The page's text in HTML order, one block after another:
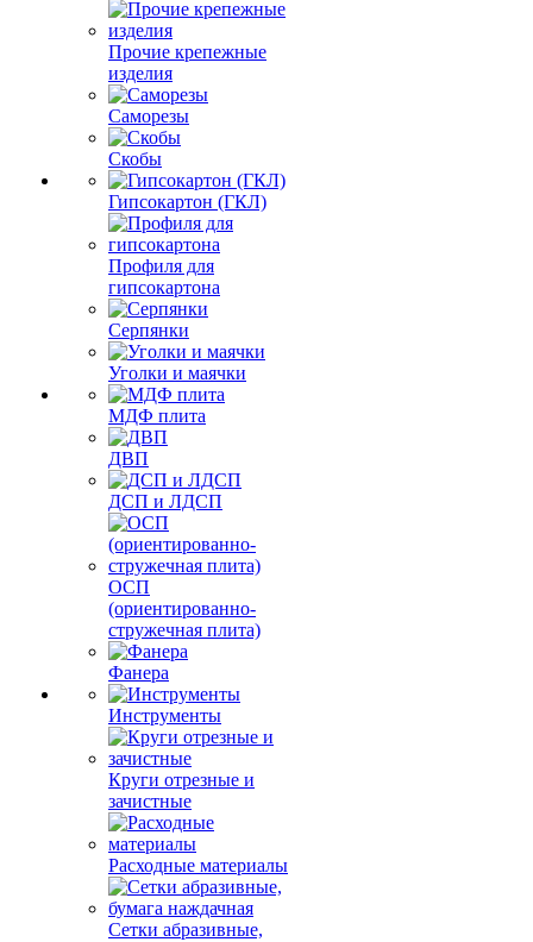
Прочие крепежные
изделия
Саморезы
Скобы
Гипсокартон (ГКЛ)
Профиля для
гипсокартона
Серпянки
Уголки и маячки
МДФ плита
ДВП
ДСП и ЛДСП
ОСП
(ориентированно-
стружечная плита)
Фанера
Инструменты
Круги отрезные и
зачистные
Расходные материалы
Сетки абразивные,